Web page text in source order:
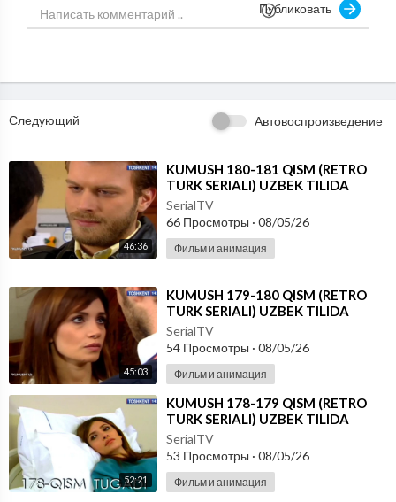
Публиковать
Следующий Автовоспроизведение
46:36
⁣KUMUSH 180-181 QISM (RETRO
TURK SERIALI) UZBEK TILIDA
SerialTV
66 Просмотры · 08/05/26
Фильм и анимация
45:03
⁣KUMUSH 179-180 QISM (RETRO
TURK SERIALI) UZBEK TILIDA
SerialTV
54 Просмотры · 08/05/26
Фильм и анимация
52:21
⁣KUMUSH 178-179 QISM (RETRO
TURK SERIALI) UZBEK TILIDA
SerialTV
53 Просмотры · 08/05/26
Фильм и анимация